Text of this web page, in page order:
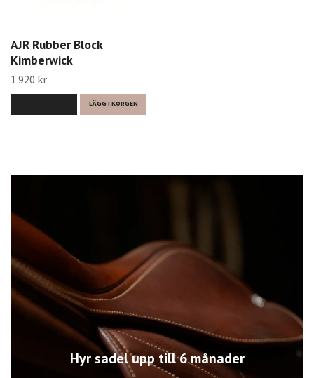
Hyr sadel upp till 6 månader
AJR Rubber Block
Kimberwick
1 920 kr
LÄGG I KORGEN